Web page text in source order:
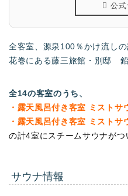
公
全客室、源泉100％かけ流し
花巻にある藤三旅館・別邸
全14の客室のうち、
・ 露天風呂付き客室 ミストサ
・露天風呂付き客室 ミストサ
の計4室にスチームサウナがつ
サウナ情報